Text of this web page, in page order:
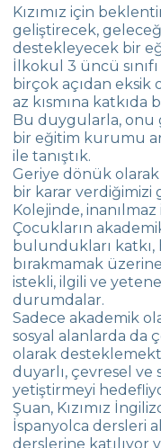
Yeşim Yıldırım
Tugce Tuzkaya
Güldeniz
Göknil Yaman
Çiğdem Ünver
Ahu Güreli
Menekşe
Fatih Şahin -
Aliya Noor
Nalan Atilla
Arzu Yunus -
Esra Koraltan -
Kızımız için
geliştirecek,
destekleyecek bir
İlkokul 3 üncü
birçok açıdan
az kısmına
Bu duygularla, onu
bir eğitim kurumu
ile tanıştık.
Geriye dönük olarak
bir karar verdiğimizi
Kolejinde,
Çocukların
bulundukları katkı,
bırakmamak
istekli, ilgili ve
durumdalar.
Sadece akademik
sosyal alanlarda da
olarak
duyarlı, çevresel ve
yetiştirmeyi
Şuan, Kızımız
İspanyolca dersleri
derslerine katılıyor